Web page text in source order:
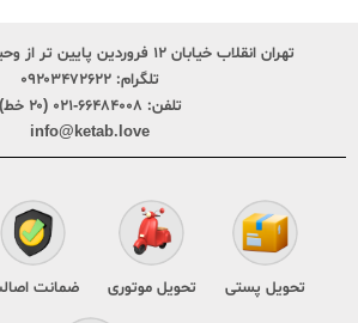
تهران انقلاب خیابان ۱۲ فروردین پایین تر از وحید نظری پلاک ۲۴۹
تلگرام: ۰۹۲۰۳۴۷۲۶۲۲
تلفن: ۶۶۴۸۴۰۰۸-۰۲۱ (۲۰ خط)
info@ketab.love
تحویل پستی تحویل موتوری ضمانت